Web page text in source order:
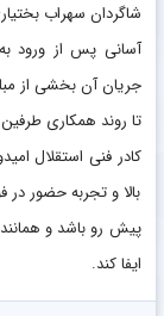
شاگردان سهراب
آسانی پس از ورود به
جریان آن بخشی از
تا روند همکاری
کادر فنی استقلال
بالا و تجربه حضور در
پیش رو باشد و
ایفا کند.